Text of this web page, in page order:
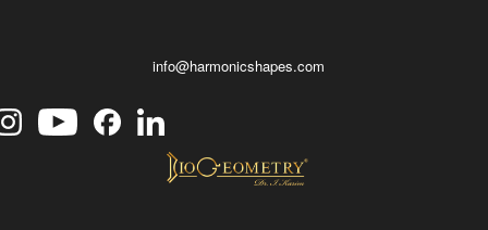
info@harmonicshapes.com